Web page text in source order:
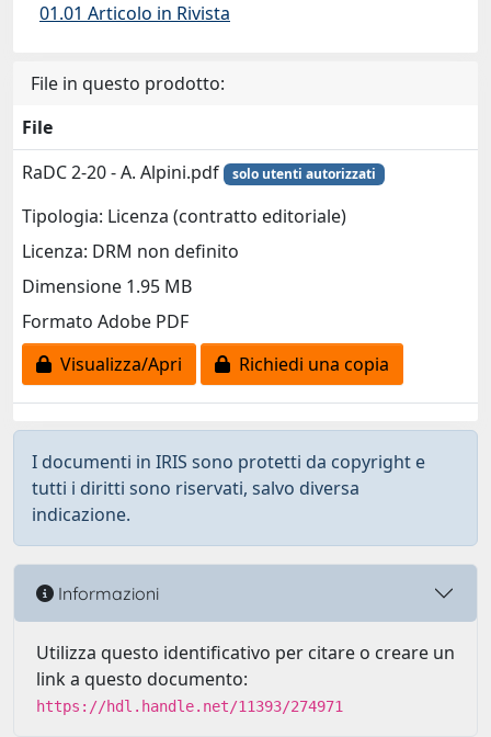
01.01 Articolo in Rivista
File in questo prodotto:
File
RaDC 2-20 - A. Alpini.pdf
solo utenti autorizzati
Tipologia: Licenza (contratto editoriale)
Licenza: DRM non definito
Dimensione 1.95 MB
Formato Adobe PDF
Visualizza/Apri
Richiedi una copia
I documenti in IRIS sono protetti da copyright e
tutti i diritti sono riservati, salvo diversa
indicazione.
Informazioni
Utilizza questo identificativo per citare o creare un
link a questo documento:
https://hdl.handle.net/11393/274971